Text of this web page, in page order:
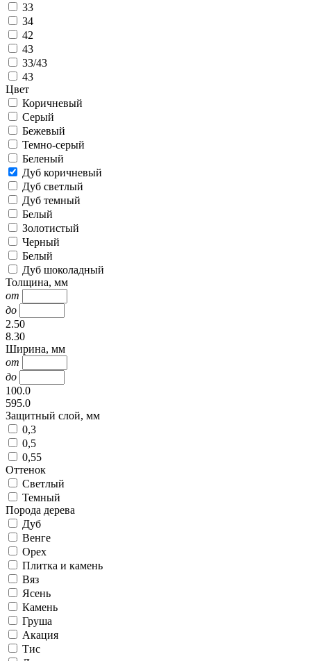
33
34
42
43
33/43
43
Цвет
Коричневый
Серый
Бежевый
Темно-серый
Беленый
Дуб коричневый
Дуб светлый
Дуб темный
Белый
Золотистый
Черный
Белый
Дуб шоколадный
Толщина, мм
от
до
2.50
8.30
Ширина, мм
от
до
100.0
595.0
Защитный слой, мм
0,3
0,5
0,55
Оттенок
Светлый
Темный
Порода дерева
Дуб
Венге
Орех
Плитка и камень
Вяз
Ясень
Камень
Груша
Акация
Тис